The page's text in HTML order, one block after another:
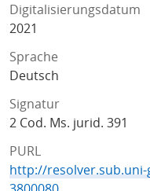
Digitalisierungsdatum
2021
Sprache
Deutsch
Signatur
2 Cod. Ms. jurid. 391
PURL
http://resolver.sub.uni-